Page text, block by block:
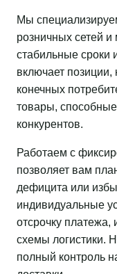
Мы
розничных сетей и
стабильные
включает
конечных
товары,
конкурентов.
Работаем с
позволяет вам
дефицита или
индивидуальные
отсрочку платежа,
схемы логистики.
полный контроль